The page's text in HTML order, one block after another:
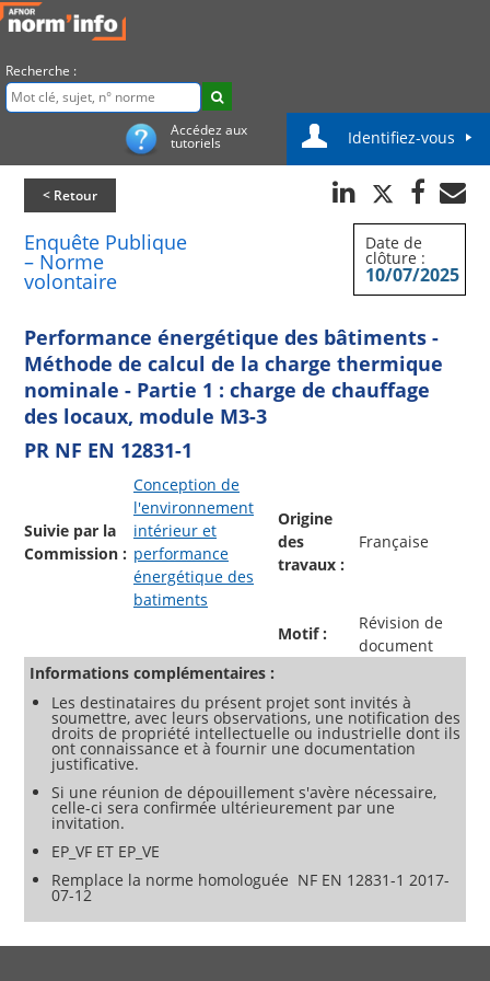
Recherche :
Accédez aux
tutoriels Identifiez-vous
< Retour
Enquête Publique
– Norme
volontaire
Date de
clôture :
10/07/2025
Performance énergétique des bâtiments -
Méthode de calcul de la charge thermique
nominale - Partie 1 : charge de chauffage
des locaux, module M3-3
PR NF EN 12831-1
Suivie par la
Commission :
Conception de
l'environnement
intérieur et
performance
énergétique des
batiments
Origine
des
travaux :
Française
Motif :
Révision de
document
Informations complémentaires :
Les destinataires du présent projet sont invités à
soumettre, avec leurs observations, une notification des
droits de propriété intellectuelle ou industrielle dont ils
ont connaissance et à fournir une documentation
justificative.
Si une réunion de dépouillement s'avère nécessaire,
celle-ci sera confirmée ultérieurement par une
invitation.
EP_VF ET EP_VE
Remplace la norme homologuée NF EN 12831-1 2017-
07-12